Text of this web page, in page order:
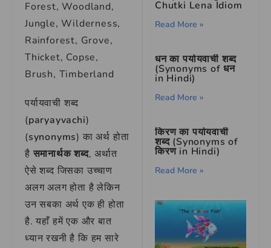
Forest, Woodland,
Jungle, Wilderness,
Rainforest, Grove,
Thicket, Copse,
Brush, Timberland
पर्यायवाची शब्द
(paryayvachi)
(synonyms) का अर्थ होता
है समानार्थक शब्द, अर्थात
ऐसे शब्द जिसका उच्चाण
अलग अलग होता है लेकिन
उन सबका अर्थ एक ही होता
है. यहाँ हमें एक और बात
ध्यान रखनी है कि हम सारे
Chutki Lena Idiom
Read More »
धन का पर्यायवाची शब्द
(Synonyms of धन
in Hindi)
Read More »
किरण का पर्यायवाची
शब्द (Synonyms of
किरण in Hindi)
Read More »